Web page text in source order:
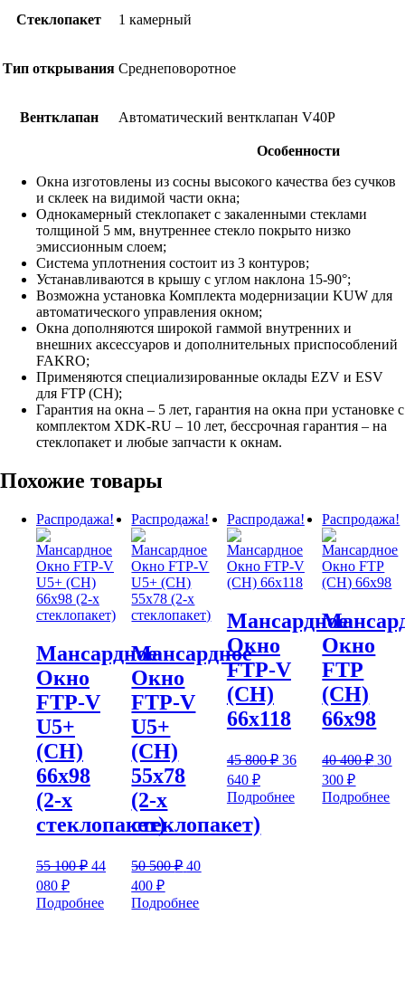
Стеклопакет 1 камерный
Тип открывания Среднеповоротное
Вентклапан Автоматический вентклапан V40P
Особенности
Окна изготовлены из сосны высокого качества без сучков
и склеек на видимой части окна;
Однокамерный стеклопакет с закаленными стеклами
толщиной 5 мм, внутреннее стекло покрыто низко
эмиссионным слоем;
Система уплотнения состоит из 3 контуров;
Устанавливаются в крышу с углом наклона 15-90°;
Возможна установка Комплекта модернизации KUW для
автоматического управления окном;
Окна дополняются широкой гаммой внутренних и
внешних аксессуаров и дополнительных приспособлений
FAKRO;
Применяются специализированные оклады EZV и ESV
для FTP (CH);
Гарантия на окна – 5 лет, гарантия на окна при установке с
комплектом XDK-RU – 10 лет, бессрочная гарантия – на
стеклопакет и любые запчасти к окнам.
Похожие товары
Распродажа!
Мансардное
Окно
FTP-V
U5+
(CH)
66х98
(2-х
стеклопакет)
55 100₽ Первоначальная
составляла
55
44
080 ₽Текущая
цена:
44
Подробнее
Распродажа!
Мансардное
Окно
FTP-V
U5+
(CH)
55х78
(2-х
стеклопакет)
50 500₽ Первоначальная
50
40
400₽Текущая
цена:
40
Подробнее
Распродажа!
Мансардное
Окно
FTP-V
(CH)
66х118
45 800₽ Первоначальная
составляла
45
36
640 ₽Текущая
цена:
36
640 ₽.
Подробнее
Распродажа!
Окно
FTP
(CH)
66х98
40 400₽
40
30
300₽
цена:
30
Подробнее